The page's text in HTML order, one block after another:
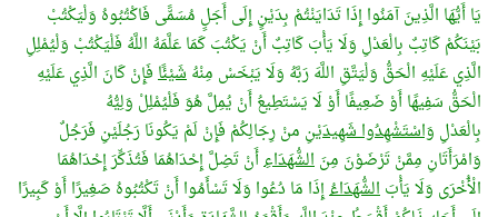
يَا أَيُّهَا الَّذِينَ آمَنُوا إِذَا تَدَايَنْتُمْ بِدَيْنٍ إِلَى أَجَلٍ مُسَمًّى فَاكْتُبُوهُ وَلْيَكْتُبْ
بَيْنَكُمْ كَاتِبٌ بِالْعَدْلِ وَلَا يَأْبَ كَاتِبٌ أَنْ يَكْتُبَ كَمَا عَلَّمَهُ اللَّهُ فَلْيَكْتُبْ وَلْيُمْلِلِ
الَّذِي عَلَيْهِ الْحَقُّ وَلْيَتَّقِ اللَّهَ رَبَّهُ وَلَا يَبْخَسْ مِنْهُشَيْئًافَإِنْ كَانَ الَّذِي عَلَيْهِ
الْحَقُّ سَفِيهًا أَوْ ضَعِيفًا أَوْ لَا يَسْتَطِيعُ أَنْ يُمِلَّ هُوَ فَلْيُمْلِلْ وَلِيُّهُ
بِالْعَدْلِ وَاسْتَشْهِدُوا شَهِيدَيْنِ منْ رِجَالِكُمْ فَإِنْ لَمْ يَكُونَا رَجُلَيْنِ فَرَجُلٌ
وَامْرَأَتَانِ مِمَّنْ تَرْضَوْنَ مِنَالشُّهَدَاءِأَنْ تَضِلَّ إِحْدَاهُمَا فَتُذَكِّرَ إِحْدَاهُمَا
الْأُخْرَى وَلَا يَأْبَالشُّهَدَاءُإِذَا مَا دُعُوا وَلَا تَسْأَمُوا أَنْ تَكْتُبُوهُ صَغِيرًا أَوْ كَبِيرًا